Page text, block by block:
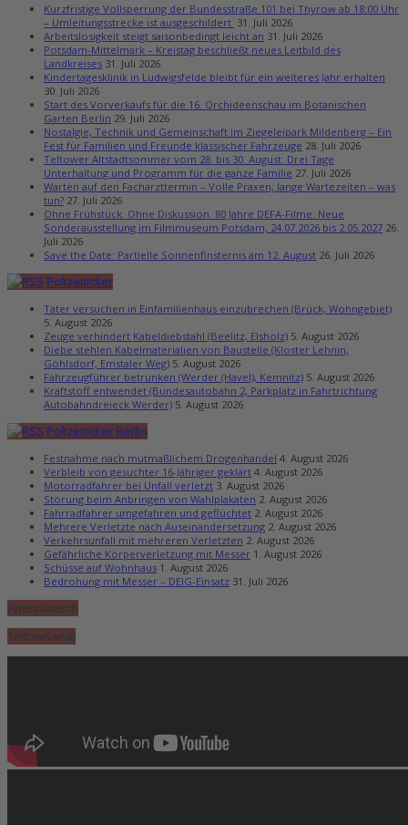
Kurzfristige Vollsperrung der Bundesstraße 101 bei Thyrow ab 18:00 Uhr
– Umleitungsstrecke ist ausgeschildert 31. Juli 2026
Arbeitslosigkeit steigt saisonbedingt leicht an 31. Juli 2026
Potsdam-Mittelmark – Kreistag beschließt neues Leitbild des
Landkreises 31. Juli 2026
Kindertagesklinik in Ludwigsfelde bleibt für ein weiteres Jahr erhalten
30. Juli 2026
Start des Vorverkaufs für die 16. Orchideenschau im Botanischen
Garten Berlin 29. Juli 2026
Nostalgie, Technik und Gemeinschaft im Ziegeleipark Mildenberg – Ein
Fest für Familien und Freunde klassischer Fahrzeuge 28. Juli 2026
Teltower Altstadtsommer vom 28. bis 30. August: Drei Tage
Unterhaltung und Programm für die ganze Familie 27. Juli 2026
Warten auf den Facharzttermin – Volle Praxen, lange Wartezeiten – was
tun? 27. Juli 2026
Ohne Frühstück. Ohne Diskussion. 80 Jahre DEFA-Filme: Neue
Sonderausstellung im Filmmuseum Potsdam, 24.07.2026 bis 2.05.2027 26.
Juli 2026
Save the Date: Partielle Sonnenfinsternis am 12. August 26. Juli 2026
Polizeiticker
Täter versuchen in Einfamilienhaus einzubrechen (Brück, Wohngebiet)
5. August 2026
Zeuge verhindert Kabeldiebstahl (Beelitz, Elsholz) 5. August 2026
Diebe stehlen Kabelmaterialien von Baustelle (Kloster Lehnin,
Göhlsdorf, Emstaler Weg) 5. August 2026
Fahrzeugführer betrunken (Werder (Havel), Kemnitz) 5. August 2026
Kraftstoff entwendet (Bundesautobahn 2, Parkplatz in Fahrtrichtung
Autobahndreieck Werder) 5. August 2026
Polizeiticker Berlin
Festnahme nach mutmaßlichem Drogenhandel 4. August 2026
Verbleib von gesuchter 16-Jähriger geklärt 4. August 2026
Motorradfahrer bei Unfall verletzt 3. August 2026
Störung beim Anbringen von Wahlplakaten 2. August 2026
Fahrradfahrer umgefahren und geflüchtet 2. August 2026
Mehrere Verletzte nach Auseinandersetzung 2. August 2026
Verkehrsunfall mit mehreren Verletzten 2. August 2026
Gefährliche Körperverletzung mit Messer 1. August 2026
Schüsse auf Wohnhaus 1. August 2026
Bedrohung mit Messer – DEIG-Einsatz 31. Juli 2026
Amtsplausch
TeltowKanal